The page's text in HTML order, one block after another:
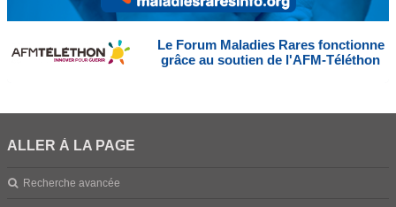
Le Forum Maladies Rares fonctionne
grâce au soutien de l'AFM-Téléthon
ALLER À LA PAGE
Recherche avancée